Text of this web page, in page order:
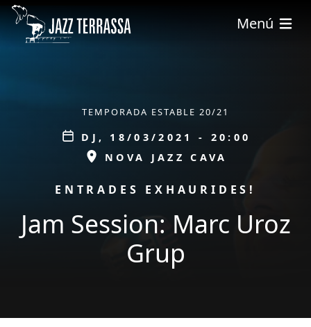
Vés al contingut
Menú
TEMPORADA ESTABLE 20/21
Data
DJ, 18/03/2021 - 20:00
ESPAI
NOVA JAZZ CAVA
PROMOCIÓ
ENTRADES EXHAURIDES!
Jam Session: Marc Uroz
Grup